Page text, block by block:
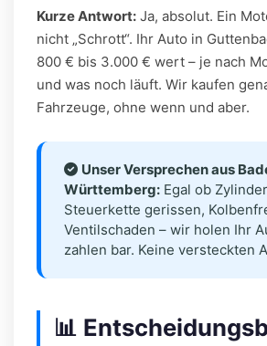
Kurze Antwort: Ja, absolut. Ein
nicht „Schrott“. Ihr Auto in
800 € bis 3.000 € wert – je nach
und was noch läuft. Wir kaufen
Fahrzeuge, ohne wenn und aber.
Unser Versprechen aus
Württemberg: Egal ob
Steuerkette gerissen,
Ventilschaden – wir holen Ihr
zahlen bar. Keine versteckten
📊